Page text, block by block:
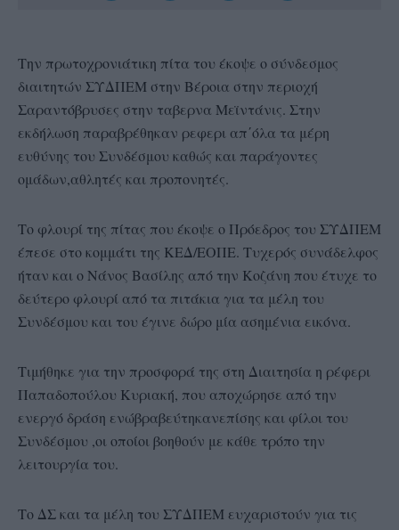
Την πρωτοχρονιάτικη πίτα του έκοψε ο σύνδεσμος
διαιτητών ΣΥΔΠΕΜ στην Βέροια στην περιοχή
Σαραντόβρυσες στην ταβερνα Μεϊντάνις. Στην
εκδήλωση παραβρέθηκαν ρεφερι απ΄όλα τα μέρη
ευθύνης του Συνδέσμου καθώς και παράγοντες
ομάδων,αθλητές και προπονητές.
Το φλουρί της πίτας που έκοψε ο Πρόεδρος του ΣΥΔΠΕΜ
έπεσε στο κομμάτι της ΚΕΔ/ΕΟΠΕ. Τυχερός συνάδελφος
ήταν και ο Νάνος Βασίλης από την Κοζάνη που έτυχε το
δεύτερο φλουρί από τα πιτάκια για τα μέλη του
Συνδέσμου και του έγινε δώρο μία ασημένια εικόνα.
Τιμήθηκε για την προσφορά της στη Διαιτησία η ρέφερι
Παπαδοπούλου Κυριακή, που αποχώρησε από την
ενεργό δράση ενώβραβεύτηκανεπίσης και φίλοι του
Συνδέσμου ,οι οποίοι βοηθούν με κάθε τρόπο την
λειτουργία του.
Το ΔΣ και τα μέλη του ΣΥΔΠΕΜ ευχαριστούν για τις